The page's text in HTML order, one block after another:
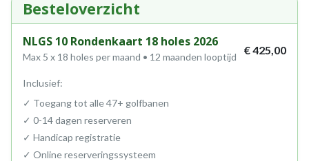
Besteloverzicht
NLGS 10 Rondenkaart 18 holes 2026
Max 5 x 18 holes per maand • 12 maanden looptijd
€ 425,00
Inclusief:
✓ Toegang tot alle 47+ golfbanen
✓ 0-14 dagen reserveren
✓ Handicap registratie
✓ Online reserveringssysteem